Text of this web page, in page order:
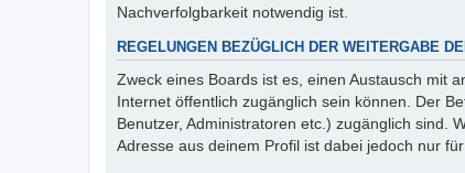
Nachverfolgbarkeit notwendig ist.
REGELUNGEN BEZÜGLICH DER WEITERGABE
Zweck eines Boards ist es, einen Austausch mit
Internet öffentlich zugänglich sein können. Der
Benutzer, Administratoren etc.) zugänglich sind.
Adresse aus deinem Profil ist dabei jedoch nur